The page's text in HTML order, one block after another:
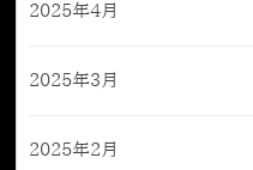
2025年4月
2025年3月
2025年2月